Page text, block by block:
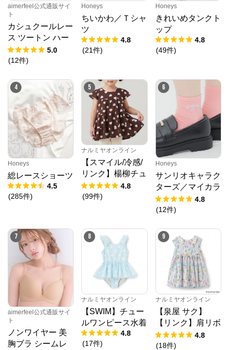
aimerfeel公式通販サイ
ト
カシュクールレー
ス ツートン ハー
フバックショーツ
5.0
(12件)
Honeys
ちいかわ／Ｔシャ
ツ
4.8
(21件)
Honeys
きれいめタンクト
ップ
4.8
(49件)
4
Honeys
総レースショーツ
4.5
(285件)
5
ナルミヤオンライン
【スマイル/冷感/
リンク】楊柳チュ
ニック
4.8
(99件)
6
Honeys
サンリオキャラク
ターズ／マイカラ
ーソックス4.8
(12件)
7
aimerfeel公式通販サイ
ト
ノンワイヤー 美
胸ブラ シームレ
8
ナルミヤオンライン
【SWIM】チュー
ルワンピース水着
4.8
(17件)
9
ナルミヤオンライン
【泉屋 サク】
【リンク】肩リボ
ンフラワーキャッ
トワンピース
4.8
(18件)
クロスプラス オンラインストア
公式ECサイト
クロスプラス　オンラインストア
からのコメン
ト
N.O.R.C (ノーク)、JUNKO SHIMADA (ジュンコシマ
ダ) 、ATSURO TAYAMA（アツロウ タヤマ）、
ALPHA CUBIC (アルファーキュービック)、DECOY
(デコイ)、Petit Honfleur (プチオンフルール)、
DERMASHARE (ダーマシェア)など、20 代～ 40 代の
大人女子ブランドを中心に、多くの人気ブランドをラ
インナップ。
レディースファッションを中心に、ライフスタイルを
豊かにするオリジナルアイテムをご提案します。